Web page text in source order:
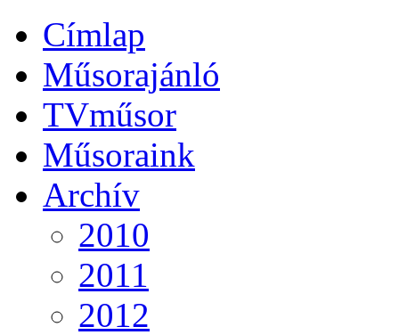
Címlap
Műsorajánló
TVműsor
Műsoraink
Archív
2010
2011
2012